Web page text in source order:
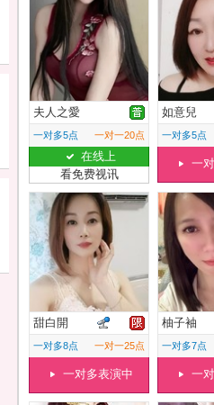
夫人之愛
一对多5点 一对一20点
在线上
看免费视讯
如意兒
一对多5点
一
甜白開
一对多8点 一对一25点
一对多表演中
柚子袖
一对多7点
一